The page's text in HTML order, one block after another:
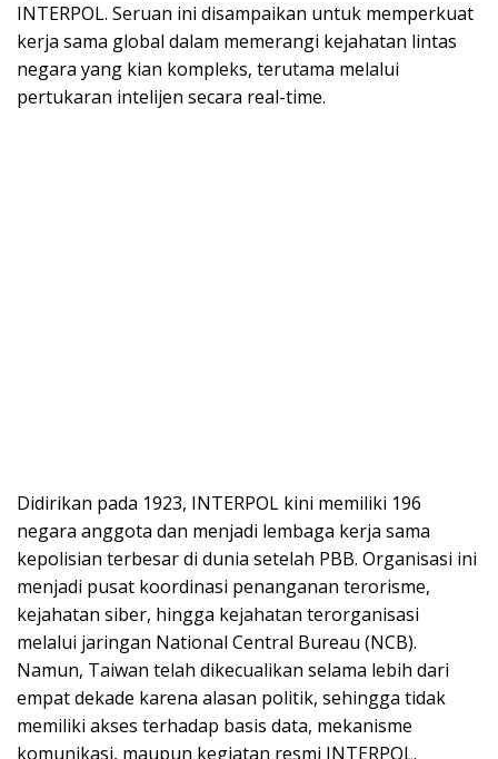
INTERPOL. Seruan ini disampaikan untuk memperkuat
kerja sama global dalam memerangi kejahatan lintas
negara yang kian kompleks, terutama melalui
pertukaran intelijen secara real-time.
Didirikan pada 1923, INTERPOL kini memiliki 196
negara anggota dan menjadi lembaga kerja sama
kepolisian terbesar di dunia setelah PBB. Organisasi ini
menjadi pusat koordinasi penanganan terorisme,
kejahatan siber, hingga kejahatan terorganisasi
melalui jaringan National Central Bureau (NCB).
Namun, Taiwan telah dikecualikan selama lebih dari
empat dekade karena alasan politik, sehingga tidak
memiliki akses terhadap basis data, mekanisme
komunikasi, maupun kegiatan resmi INTERPOL.